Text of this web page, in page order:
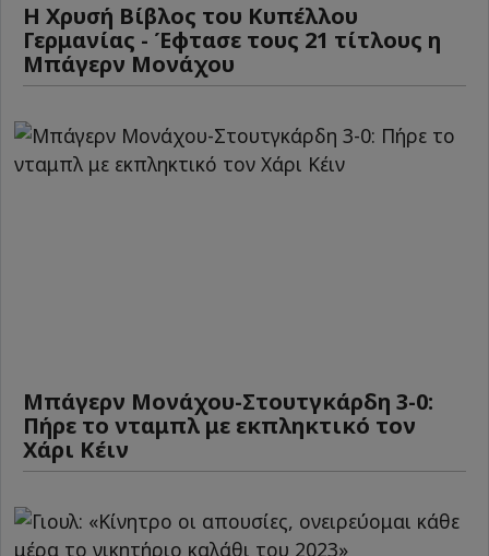
Η Χρυσή Βίβλος του Κυπέλλου
Γερμανίας - Έφτασε τους 21 τίτλους η
Μπάγερν Μονάχου
Μπάγερν Μονάχου-Στουτγκάρδη 3-0:
Πήρε το νταμπλ με εκπληκτικό τον
Χάρι Κέιν